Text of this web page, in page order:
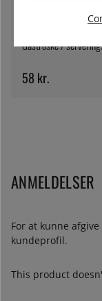
Gastroske /
58 kr.
ANMELDELSER
For at kunne
kundeprofil.
This product